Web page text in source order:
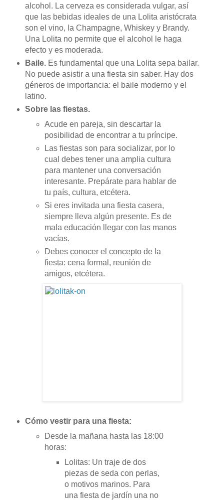
alcohol. La cerveza es considerada vulgar, así
que las bebidas ideales de una Lolita aristócrata
son el vino, la Champagne, Whiskey y Brandy.
Una Lolita no permite que el alcohol le haga
efecto y es moderada.
Baile. Es fundamental que una Lolita sepa bailar.
No puede asistir a una fiesta sin saber. Hay dos
géneros de importancia: el baile moderno y el
latino.
Sobre las fiestas.
Acude en pareja, sin descartar la
posibilidad de encontrar a tu príncipe.
Las fiestas son para socializar, por lo
cual debes tener una amplia cultura
para mantener una conversación
interesante. Prepárate para hablar de
tu país, cultura, etcétera.
Si eres invitada una fiesta casera,
siempre lleva algún presente. Es de
mala educación llegar con las manos
vacías.
Debes conocer el concepto de la
fiesta: cena formal, reunión de
amigos, etcétera.
Cómo vestir para una fiesta:
Desde la mañana hasta las 18:00
horas:
Lolitas: Un traje de dos
piezas de seda con perlas,
o motivos marinos. Para
una fiesta de jardín una no